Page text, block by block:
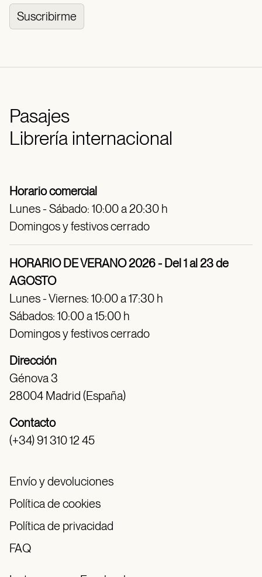
Suscribirme
Pasajes
Librería internacional
Horario comercial
Lunes - Sábado: 10:00 a 20:30 h
Domingos y festivos cerrado
HORARIO DE VERANO 2026 - Del 1 al 23 de
AGOSTO
Lunes - Viernes: 10:00 a 17:30 h
Sábados: 10:00 a 15:00 h
Domingos y festivos cerrado
Dirección
Génova 3
28004 Madrid (España)
Contacto
(+34) 91 310 12 45
Envío y devoluciones
Política de cookies
Política de privacidad
FAQ